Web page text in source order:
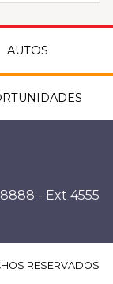
AUTOS
- Ext 4555
RESERVADOS